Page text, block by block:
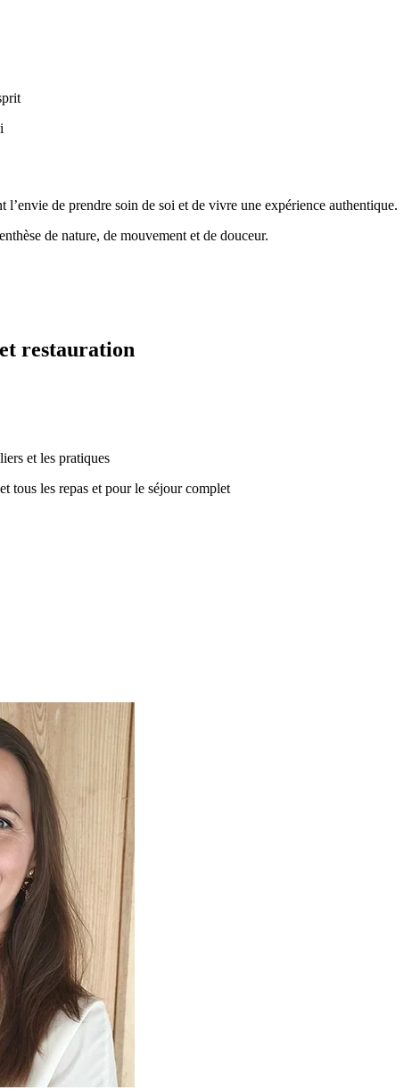
l’envie de prendre soin de soi et de vivre une expérience authentique.
de nature, de mouvement et de douceur.
restauration
et les pratiques
les repas et pour le séjour complet